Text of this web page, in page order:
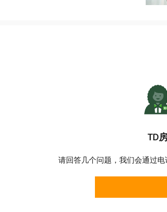
TD
请回答几个问题，我们会通过电